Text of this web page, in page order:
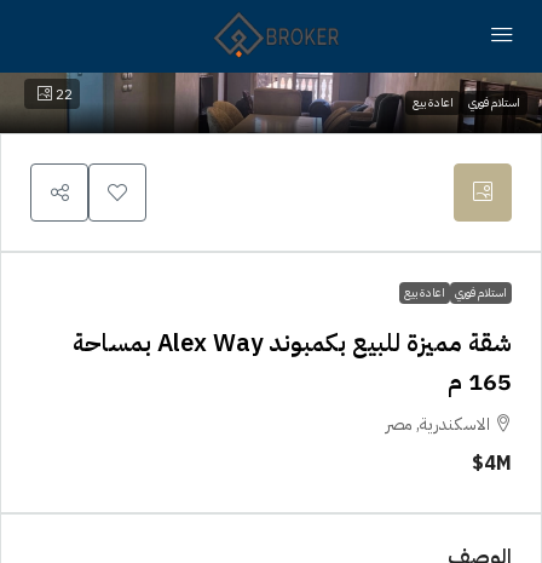
22 استلام فوري اعادة بيع
استلام فوري اعادة بيع
شقة مميزة للبيع بكمبوند Alex Way بمساحة
165 م
الاسكندرية, مصر
4M$
الوصف